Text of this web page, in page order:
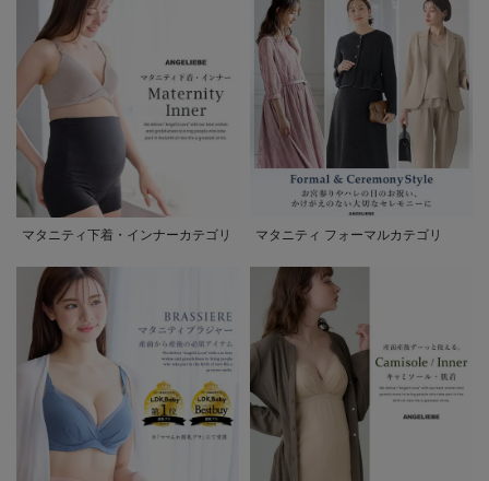
マタニティ下着・インナーカテゴリ マタニティ フォーマルカテゴリ